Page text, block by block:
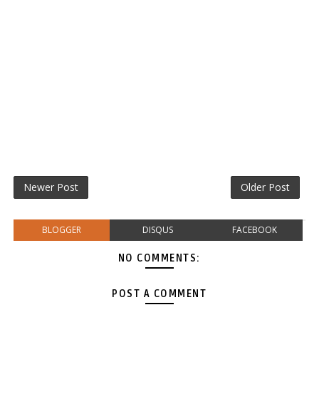
Newer Post Older Post
BLOGGER DISQUS FACEBOOK
NO COMMENTS:
POST A COMMENT